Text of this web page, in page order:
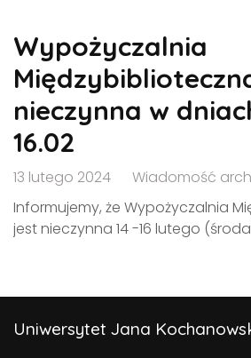
Wypożyczalnia
nieczynna w
16.02
13 lutego 2024
Wiadomość
Informujemy, że Wypożyczalnia
jest nieczynna 14 -16 lutego
Uniwersytet Jana